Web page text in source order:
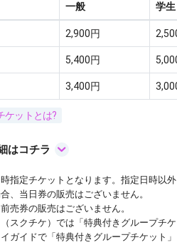
一般 学生
2,900円
5,400円
3,400円
ケットとは?
はコチラ
指定チケットとなります。指定日時以外
、当日券の販売はございません。
売券の販売はございません。
スクチケ）では「特典付きグループチ
ガイドで「特典付きグループチケット